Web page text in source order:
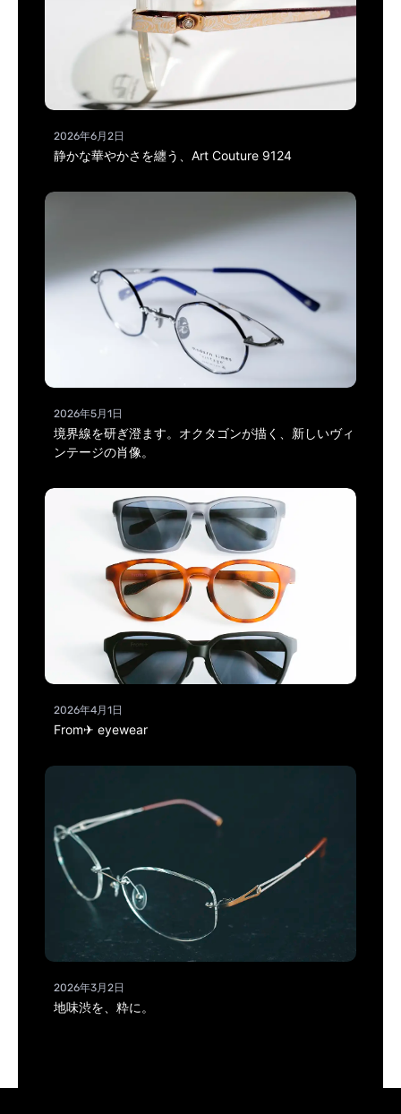
2026年6月2日
静かな華やかさを纏う、Art Couture 9124
2026年5月1日
境界線を研ぎ澄ます。オクタゴンが描く、新しいヴィ
ンテージの肖像。
2026年4月1日
From✈ eyewear
2026年3月2日
地味渋を、粋に。